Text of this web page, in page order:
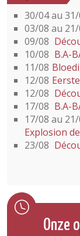
30/04 au
03/08 au
09/08
10/08 B.A-
11/08
12/08
12/08
17/08 B.A-
17/08 au
Explosion
23/08
Onze